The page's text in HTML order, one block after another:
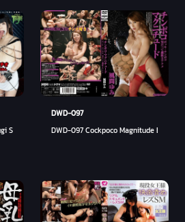
Serizawa Ann Koji - เซริซาว่า สึมุงิ
DWD-097
DWD-097 Cockpoco Magnitude Bokki